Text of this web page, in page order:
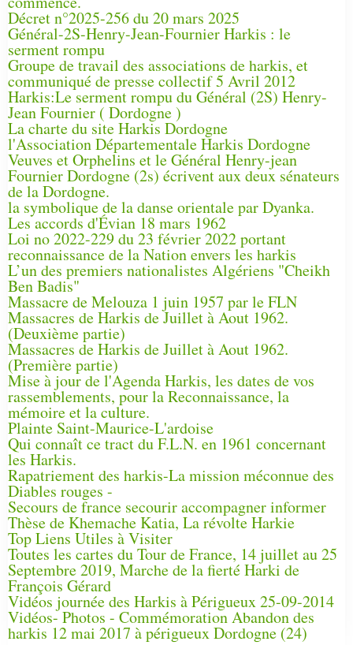
Décret n°2025-256 du 20 mars 2025
Général-2S-Henry-Jean-Fournier Harkis : le
serment rompu
Groupe de travail des associations de harkis, et
communiqué de presse collectif 5 Avril 2012
Harkis:Le serment rompu du Général (2S) Henry-
Jean Fournier ( Dordogne )
La charte du site Harkis Dordogne
l'Association Départementale Harkis Dordogne
Veuves et Orphelins et le Général Henry-jean
Fournier Dordogne (2s) écrivent aux deux sénateurs
de la Dordogne.
la symbolique de la danse orientale par Dyanka.
Les accords d'Évian 18 mars 1962
Loi no 2022-229 du 23 février 2022 portant
reconnaissance de la Nation envers les harkis
L’un des premiers nationalistes Algériens "Cheikh
Ben Badis"
Massacre de Melouza 1 juin 1957 par le FLN
Massacres de Harkis de Juillet à Aout 1962.
(Deuxième partie)
Massacres de Harkis de Juillet à Aout 1962.
(Première partie)
Mise à jour de l'Agenda Harkis, les dates de vos
rassemblements, pour la Reconnaissance, la
mémoire et la culture.
Plainte Saint-Maurice-L'ardoise
Qui connaît ce tract du F.L.N. en 1961 concernant
les Harkis.
Rapatriement des harkis-La mission méconnue des
Diables rouges -
Secours de france secourir accompagner informer
Thèse de Khemache Katia, La révolte Harkie
Top Liens Utiles à Visiter
Toutes les cartes du Tour de France, 14 juillet au 25
Septembre 2019, Marche de la fierté Harki de
François Gérard
Vidéos journée des Harkis à Périgueux 25-09-2014
Vidéos- Photos - Commémoration Abandon des
harkis 12 mai 2017 à périgueux Dordogne (24)